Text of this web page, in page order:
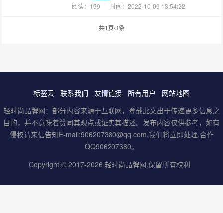
阅读：199
时间：2022-10-09 13:54:22
共1页/3条
标签云 联系我们 友情链接 所有用户
网站地图
轻时尚品牌网：部分内容来源于互联网，登载此文出于传递更多信息之
目的，并不意味着赞同其观点或证实其描述。发布内容仅供参考，如有
侵权请来信告知E-mail:906207380@qq.com,我们将立即处理,合作
QQ906207380。
Copyright © 2017-2026 轻时尚品牌网.保留所有权利